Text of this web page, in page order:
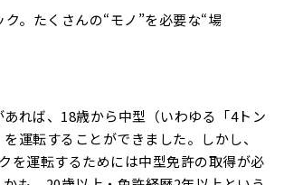
。たくさんの“モノ”を必要な“場
れば、18歳から中型（いわゆる「4トン
運転することができました。しかし、
を運転するためには中型免許の取得が必